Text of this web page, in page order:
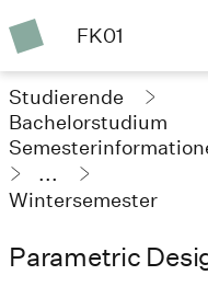
FK01
Studierende
Bachelorstudium
...
Wintersemester
Parametric